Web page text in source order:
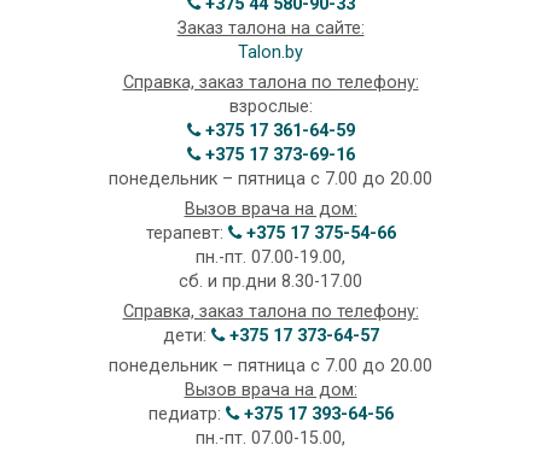
+375 44 580-90-33
Заказ талона на сайте:
Talon.by
Справка, заказ талона по телефону:
взрослые:
+375 17 361-64-59
+375 17 373-69-16
понедельник – пятница с 7.00 до 20.00
Вызов врача на дом:
терапевт:
+375 17 375-54-66
пн.-пт. 07.00-19.00,
сб. и пр.дни 8.30-17.00
Справка, заказ талона по телефону:
дети:
+375 17 373-64-57
понедельник – пятница с 7.00 до 20.00
Вызов врача на дом:
педиатр:
+375 17 393-64-56
пн.-пт. 07.00-15.00,